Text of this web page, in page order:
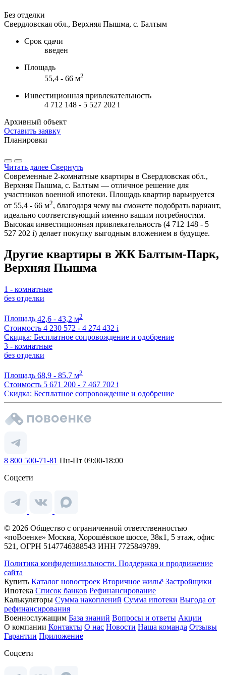
Без отделки
Свердловская обл., Верхняя Пышма, с. Балтым
Срок сдачи
введен
Площадь
55,4 - 66 м2
Инвестиционная привлекательность
4 712 148 - 5 527 202 i
Архивный объект
Оставить заявку
Планировки
Читать далее Свернуть
Современные 2-комнатные квартиры в Свердловская обл.,
Верхняя Пышма, с. Балтым — отличное решение для
участников военной ипотеки. Площадь квартир варьируется
от 55,4 - 66 м2, благодаря чему вы сможете подобрать вариант,
идеально соответствующий именно вашим потребностям.
Высокая инвестиционная привлекательность (4 712 148 - 5
527 202 i) делает покупку выгодным вложением в будущее.
Другие квартиры в ЖК Балтым-Парк,
Верхняя Пышма
1 - комнатные
без отделки
Площадь 42,6 - 43,2 м2
Стоимость 4 230 572 - 4 274 432 i
Скидка: Бесплатное сопровождение и одобрение
3 - комнатные
без отделки
Площадь 68,9 - 85,7 м2
Стоимость 5 671 200 - 7 467 702 i
Скидка: Бесплатное сопровождение и одобрение
8 800 500-71-81 Пн-Пт 09:00-18:00
Соцсети
© 2026 Общество с ограниченной ответственностью
«поВоенке» Москва, Хорошёвское шоссе, 38к1, 5 этаж, офис
521, ОГРН 5147746388543 ИНН 7725849789.
Политика конфиденциальности. Поддержка и продвижение
сайта
Купить Каталог новостроек Вторичное жильё Застройщики
Ипотека Список банков Рефинансирование
Калькуляторы Сумма накоплений Сумма ипотеки Выгода от
рефинансирования
Военнослужащим База знаний Вопросы и ответы Акции
О компании Контакты О нас Новости Наша команда Отзывы
Гарантии Приложение
Соцсети